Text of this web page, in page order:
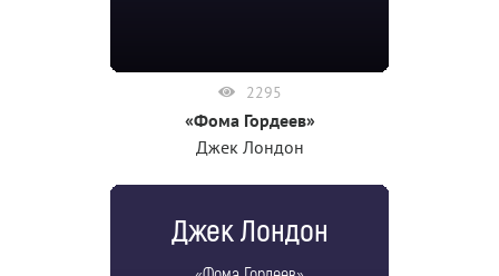
2295
«Фома Гордеев»
Джек Лондон
Джек Лондон